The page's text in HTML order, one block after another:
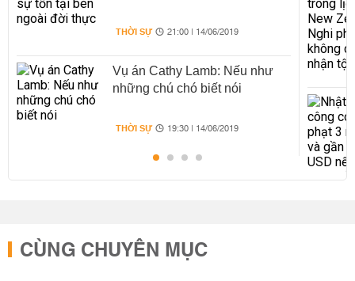
THỜI SỰ 21:00 | 14/06/2019
Vụ án Cathy Lamb: Nếu như
những chú chó biết nói
THỜI SỰ 19:30 | 14/06/2019
CÙNG CHUYÊN MỤC